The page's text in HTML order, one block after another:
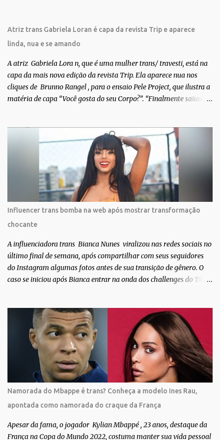
Atriz trans Gabriela Loran é capa da revista Trip e aparece
linda, nua e se amando
A atriz Gabriela Lora n, que é uma mulher trans/ travesti, está na
capa da mais nova edição da revista Trip. Ela aparece nua nos
cliques de Brunno Rangel , para o ensaio Pele Project, que ilustra a
matéria de capa “Você gosta do seu Corpo?”. “Finalmente saiuuu!!!
convidarem para esse projeto incrível, que fala acima de tudo
sobre amor. Todo carinho do mundo para a Dri da Trip que foi a
ponte disso tudo”, escreveu Gabriela. Gabriela classificou a capa
como linda e a matéria que envolvem 180 histórias (e corpos nus)
de gente que se apaixonou pela própria pele – como
extraordinária. O Pele Projetc tem como objetivo fotografar e
expor uma diversidade de corpos nus, ressaltando a beleza das
especificidades físicas. A atriz se tornou nacionalmente conhecida
após fazer uma participação especial na novela teen Malhação, da
TV Globo. Na trama, ela inte...
Influencer trans bomba na web após mostrar transformação
chocante
A influenciadora trans Bianca Nunes viralizou nas redes sociais no
último final de semana, após compartilhar com seus seguidores
do Instagram algumas fotos antes de sua transição de gênero. O
caso se iniciou após Bianca entrar na onda dos challenges do Tik
Bianca aparece ainda muito jovem e usando roupas masculinas,
após algumas fotos diferentes, ela finalmente aparece usando um
biquíni fio dental, com cabelo longo e seios. Através do Instagram,
a morena desabafou como foi passar um período da sua vida no
exército brasileiro. Segundo Bianca, ela apenas se alistou como
uma forma de provar que sua identidade de gênero não seria algo
passageiro. “Me alistei no exército porque eu sempre ouvia muito;
‘bota no exército para ver se vira homem’, ‘ah, esse aí não vai
entrar no exército’… Essas coisas me fizeram entrar no exército. Eu
disse; ‘vou mostrar par...
Namorada do Mbappe é trans? Conheça a modelo Ines Rau,
apontada como namorada do craque da França
Apesar da fama, o jogador Kylian Mbappé , 23 anos, destaque da
França na Copa do Mundo 2022, costuma manter sua vida pessoal